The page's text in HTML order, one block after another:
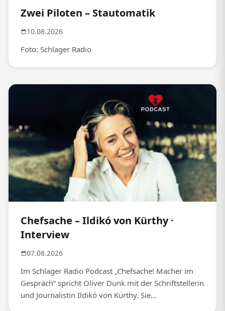
Zwei Piloten – Stautomatik
10.08.2026
Foto: Schlager Radio
Chefsache – Ildikó von Kürthy ·
Interview
07.08.2026
Im Schlager Radio Podcast „Chefsache! Macher im
Gespräch“ spricht Oliver Dunk mit der Schriftstellerin
und Journalistin Ildikó von Kürthy. Sie...